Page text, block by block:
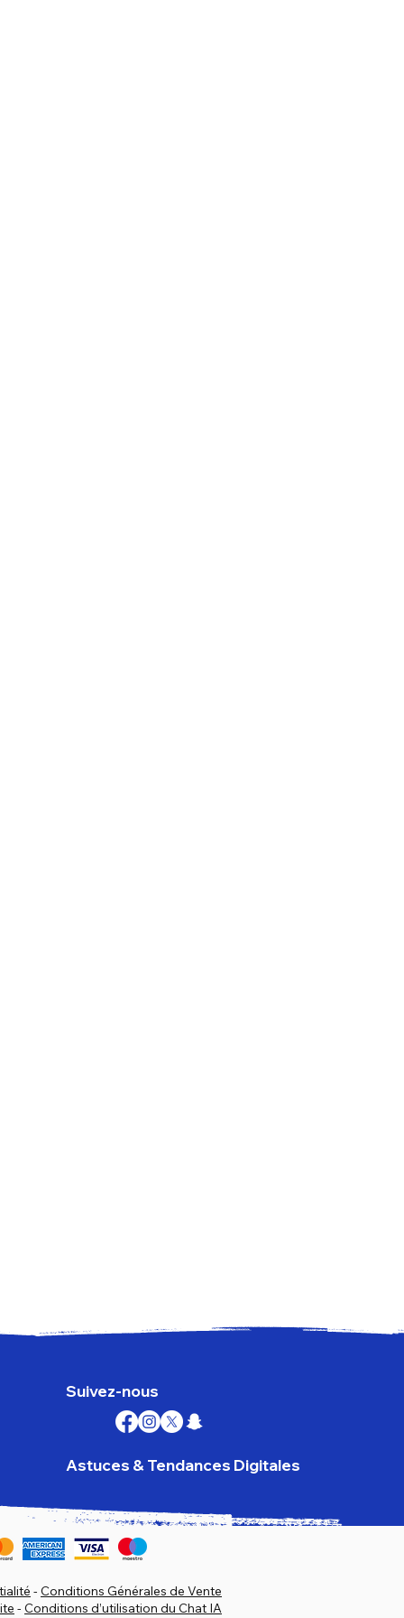
Suivez-nous
Astuces & Tendances Digitales
- Conditions Générales de Vente
- Conditions d’utilisation du Chat IA